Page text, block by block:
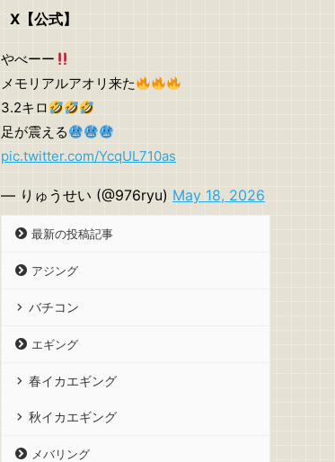
X【公式】
やべーー
メモリアルアオリ来た
3.2キロ
足が震える
pic.twitter.com/YcqUL710as
— りゅうせい (@976ryu) May 18, 2026
最新の投稿記事
アジング
バチコン
エギング
春イカエギング
秋イカエギング
メバリング